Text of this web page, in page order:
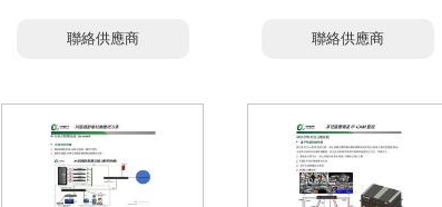
聯絡供應商 聯絡供應商